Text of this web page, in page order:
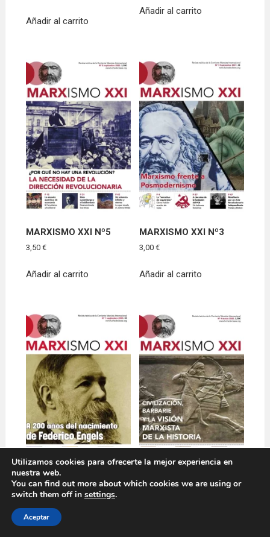
Añadir al carrito
Añadir al carrito
MARXISMO XXI Nº5
3,50€
Añadir al carrito
MARXISMO XXI Nº3
3,00€
Añadir al carrito
Marxismo XXI Nº1
Añadir al carrito
MARXISMO XXI Nº 4
Utilizamos cookies para ofrecerte la mejor experiencia en
nuestra web.
You can find out more about which cookies we are using or
switch them off in settings.
Aceptar